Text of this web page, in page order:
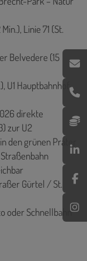
Linie 71 (St.
Belvedere (15
Hauptbahnhof
direkte
zur U2
den grünen Prater
Gürtel / St.
oder Schnellbahn